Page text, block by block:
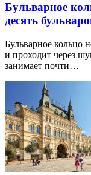
Бульварное
десять
Бульварное кольцо
и проходит через
занимает почти…